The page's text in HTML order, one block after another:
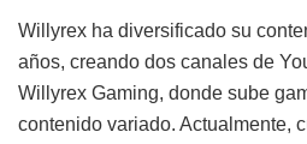
Willyrex ha diversificado su
años, creando dos canales de
Willyrex Gaming, donde sube
contenido variado. Actualmente,